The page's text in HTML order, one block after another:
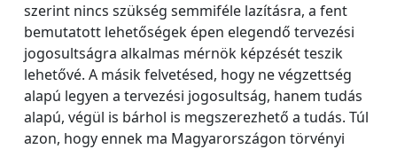
szerint nincs szükség semmiféle lazításra, a fent
bemutatott lehetőségek épen elegendő tervezési
jogosultságra alkalmas mérnök képzését teszik
lehetővé. A másik felvetésed, hogy ne végzettség
alapú legyen a tervezési jogosultság, hanem tudás
alapú, végül is bárhol is megszerezhető a tudás. Túl
azon, hogy ennek ma Magyarországon törvényi